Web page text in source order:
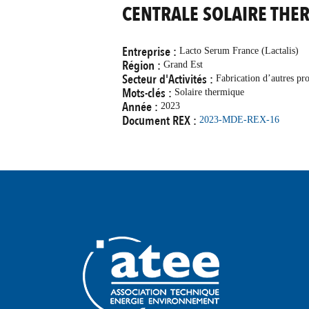
CENTRALE SOLAIRE
Entreprise : Lacto Serum France (Lactalis)
Région : Grand Est
Secteur d'Activités : Fabrication d’autres
Mots-clés : Solaire thermique
Année : 2023
Document REX : 2023-MDE-REX-16